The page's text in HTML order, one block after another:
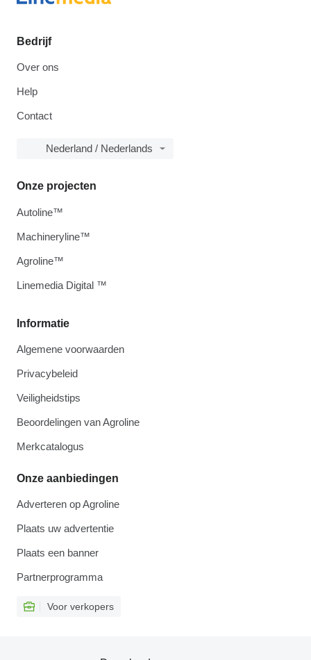
Bedrijf
Over ons
Help
Contact
Nederland / Nederlands
Informatie
Algemene voorwaarden
Privacybeleid
Veiligheidstips
Beoordelingen van Agroline
Merkcatalogus
Onze aanbiedingen
Adverteren op Agroline
Plaats uw advertentie
Plaats een banner
Partnerprogramma
Voor verkopers
Onze projecten
Autoline™
Machineryline™
Agroline™
Linemedia Digital ™